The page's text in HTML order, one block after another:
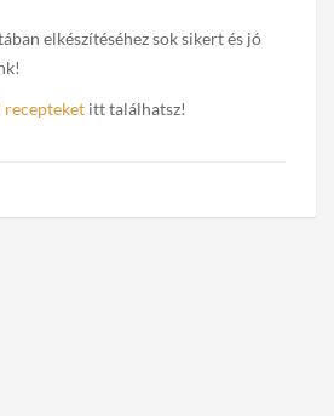
elkészítéséhez sok sikert és jó
recepteket itt találhatsz!